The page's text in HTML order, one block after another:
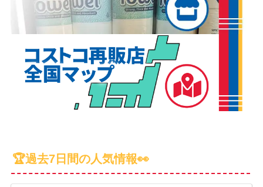
🏆過去7日間の人気情報👀